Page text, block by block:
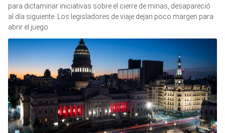
para dictaminar iniciativas sobre el cierre de minas, desapareció
al día siguiente. Los legisladores de viaje dejan poco margen para
abrir el juego